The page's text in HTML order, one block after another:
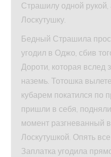
Страшилу одной
Лоскутушку.
Бедный Страшила
угодил в Оджо, сбив
Дороти, которая вслед
наземь. Тотошка
кубарем покатился по
пришли в себя,
момент разгневанный
Лоскутушкой. Опять
Заплатка угодила